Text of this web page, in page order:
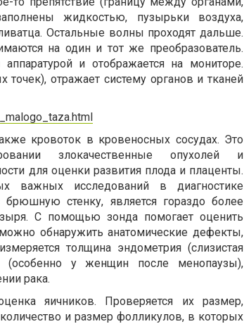
жидкостью, пузырьки воздуха,
Остальные волны проходят дальше.
на один и тот же преобразователь.
и отображается на мониторе.
отражает систему органов и тканей
кровоток в кровеносных сосудах. Это
злокачественные опухолей и
для оценки развития плода и плаценты.
важных исследований в диагностике
стенку, является гораздо более
С помощью зонда помогает оценить
обнаружить анатомические дефекты,
толщина эндометрия (слизистая
(особенно у женщин после менопаузы),
рака.
яичников. Проверяется их размер,
и размер фолликулов, в которых